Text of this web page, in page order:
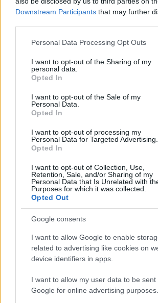
Downstream Participants that may further
Please note that this website/app uses one
not limited to your visit or usage behaviour.
grant or deny consent to Google and its
use your data for below specified purposes
consent section.
Personal Data Processing Opt Outs
I want to opt-out of the Sharing of my
personal data.
Opted In
I want to opt-out of the Sale of my
Personal Data.
Opted In
I want to opt-out of processing my
Personal Data for Targeted Advertising.
Opted In
I want to opt-out of Collection, Use,
Retention, Sale, and/or Sharing of my
Personal Data that Is Unrelated with
Purposes for which it was collected.
Opted Out
Google consents
I want to allow Google to enable
related to advertising like cookies on
device identifiers in apps.
I want to allow my user data to be sent
Google for online advertising purposes.
A BAROKK ÖSSZES ÁRNYALATA
KIVÁLÓ PROGRAM VÁR MINDENKIT
Középpontban a hagyományőrzés, de lesz
Majka koncert, jóga szeánsz, “borhajózás” és